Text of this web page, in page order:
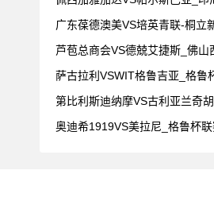
萨古拉利VSWIT格鲁吉亚_格鲁
奥迪希1919VS美拉尼_格鲁杯